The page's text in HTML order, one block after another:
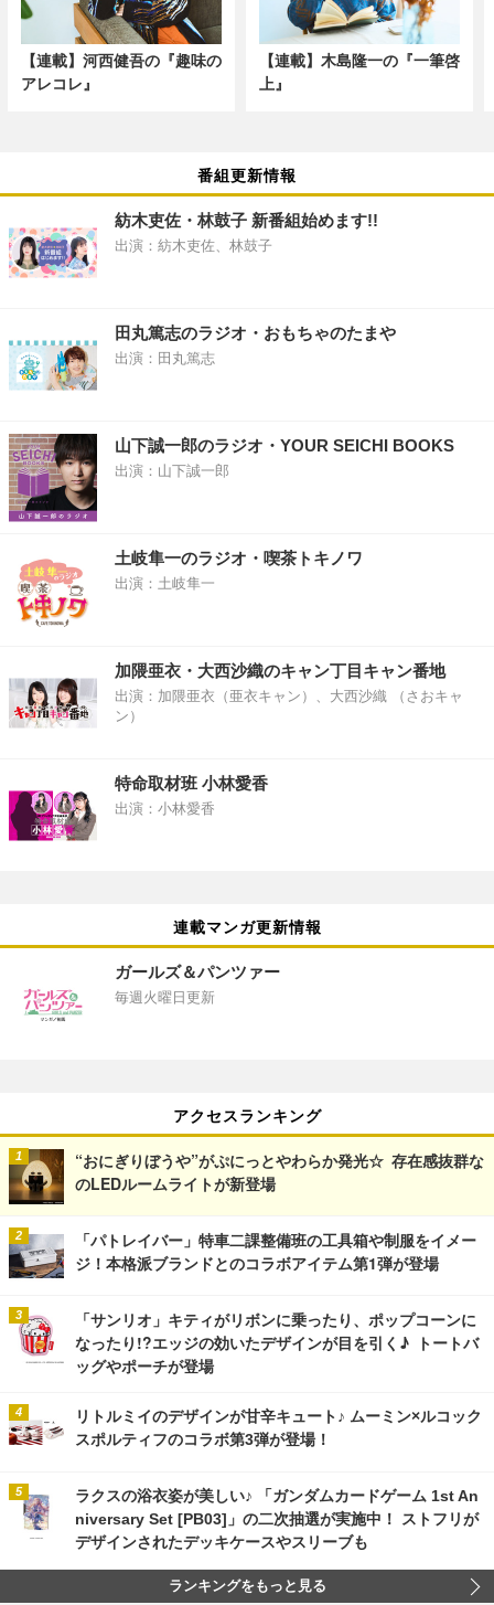
【連載】河西健吾の『趣味の
アレコレ』
【連載】木島隆一の『一筆啓
上』
番組更新情報
紡木吏佐・林鼓子 新番組始めます!!
出演：紡木吏佐、林鼓子
田丸篤志のラジオ・おもちゃのたまや
出演：田丸篤志
山下誠一郎のラジオ・YOUR SEICHI BOOKS
出演：山下誠一郎
土岐隼一のラジオ・喫茶トキノワ
出演：土岐隼一
加隈亜衣・大西沙織のキャン丁目キャン番地
出演：加隈亜衣（亜衣キャン）、大西沙織 （さおキャ
ン）
特命取材班 小林愛香
出演：小林愛香
連載マンガ更新情報
ガールズ＆パンツァー
毎週火曜日更新
アクセスランキング
“おにぎりぼうや”がぷにっとやわらか発光☆ 存在感抜群な
のLEDルームライトが新登場
「パトレイバー」特車二課整備班の工具箱や制服をイメー
ジ！本格派ブランドとのコラボアイテム第1弾が登場
「サンリオ」キティがリボンに乗ったり、ポップコーンに
なったり!?エッジの効いたデザインが目を引く♪ トートバ
ッグやポーチが登場
リトルミイのデザインが甘辛キュート♪ ムーミン×ルコック
スポルティフのコラボ第3弾が登場！
ラクスの浴衣姿が美しい♪ 「ガンダムカードゲーム 1st An
niversary Set [PB03]」の二次抽選が実施中！ ストフリが
デザインされたデッキケースやスリーブも
ランキングをもっと見る